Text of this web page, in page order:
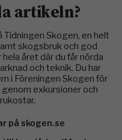
artikeln?
Tidningen Skogen, en helt
skogsbruk och god
året där du får nörda
och teknik. Du har
i Föreningen Skogen för
exkursioner och
på skogen.se